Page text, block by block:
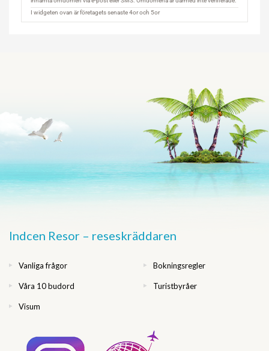
Indcen Resor – reseskräddaren
Vanliga frågor Bokningsregler
Våra 10 budord Turistbyråer
Visum